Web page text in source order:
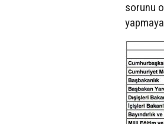
sorunu